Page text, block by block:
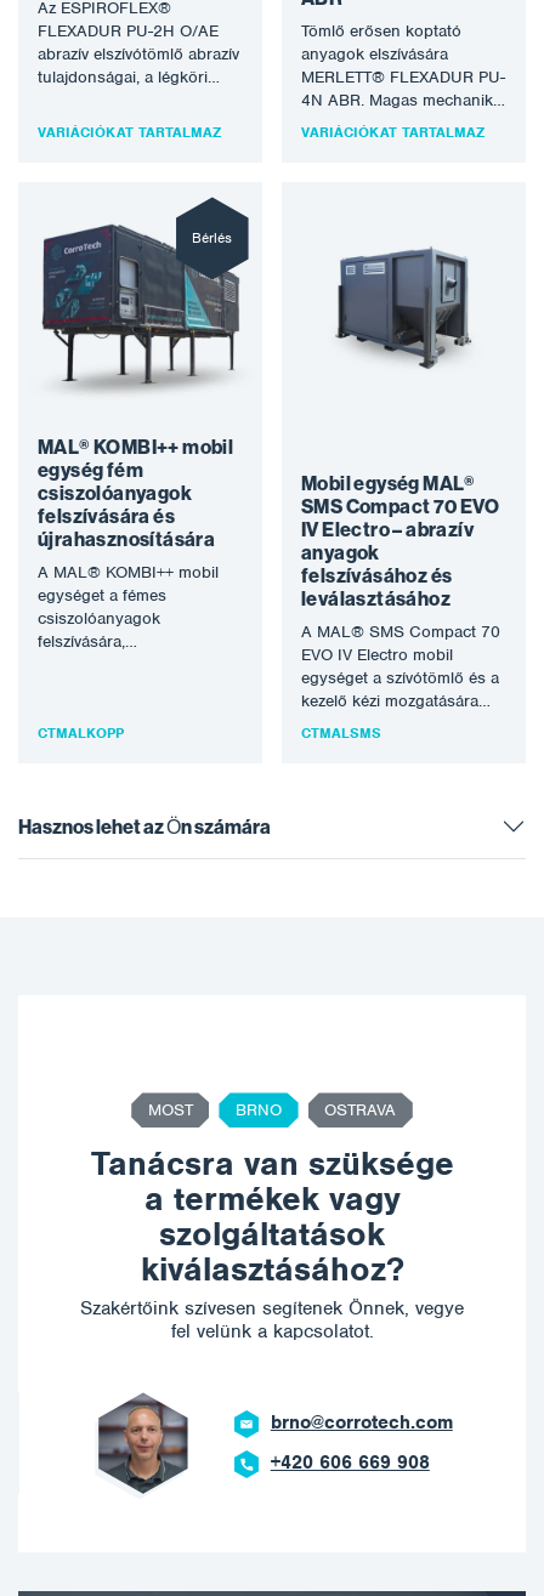
Az ESPIROFLEX®
FLEXADUR PU-2H O/AE
abrazív elszívótömlő abrazív
tulajdonságai, a légköri
vegyi anyagokkal szembeni
VARIÁCIÓKAT TARTALMAZ
Tömlő erősen koptató
anyagok elszívására
MERLETT® FLEXADUR PU-
4N ABR. Magas mechanikai
védelemmel ellátott tömlő
VARIÁCIÓKAT TARTALMAZ
Bérlés
MAL® KOMBI++ mobil
egység fém
csiszolóanyagok
felszívására és
újrahasznosítására
A MAL® KOMBI++ mobil
egységet a fémes
csiszolóanyagok
felszívására,
szennyeződések
CTMALKOPP
Mobil egység MAL®
SMS Compact 70 EVO
IV Electro – abrazív
anyagok
felszívásához és
leválasztásához
A MAL® SMS Compact 70
EVO IV Electro mobil
egységet a szívótömlő és a
kezelő kézi mozgatására
tervezték. Ennek
CTMALSMS
Hasznos lehet az Ön számára
MOST BRNO OSTRAVA
Tanácsra van szüksége
a termékek vagy
szolgáltatások
kiválasztásához?
Szakértőink szívesen segítenek Önnek, vegye
fel velünk a kapcsolatot.
brno@corrotech.com
+420 606 669 908